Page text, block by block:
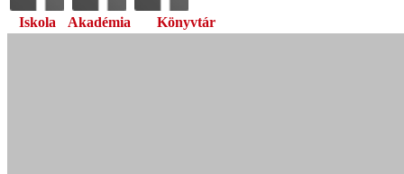
Iskola Akadémia Könyvtár